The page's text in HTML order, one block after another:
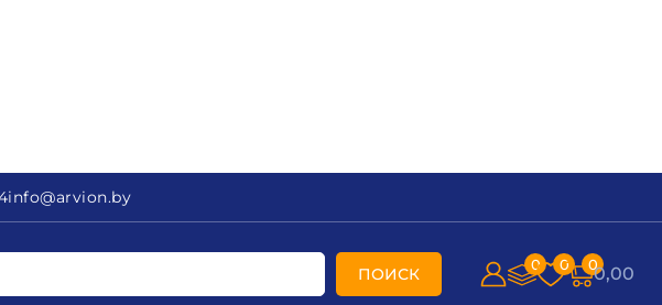
info@arvion.by
ПОИСК 0 0 00,00